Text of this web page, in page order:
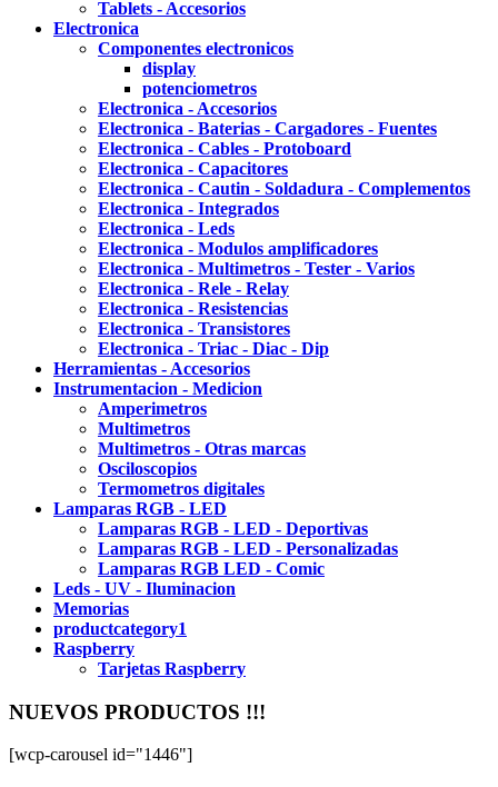
Tablets - Accesorios
Electronica
Componentes electronicos
display
potenciometros
Electronica - Accesorios
Electronica - Baterias - Cargadores - Fuentes
Electronica - Cables - Protoboard
Electronica - Capacitores
Electronica - Cautin - Soldadura - Complementos
Electronica - Integrados
Electronica - Leds
Electronica - Modulos amplificadores
Electronica - Multimetros - Tester - Varios
Electronica - Rele - Relay
Electronica - Resistencias
Electronica - Transistores
Electronica - Triac - Diac - Dip
Herramientas - Accesorios
Instrumentacion - Medicion
Amperimetros
Multimetros
Multimetros - Otras marcas
Osciloscopios
Termometros digitales
Lamparas RGB - LED
Lamparas RGB - LED - Deportivas
Lamparas RGB - LED - Personalizadas
Lamparas RGB LED - Comic
Leds - UV - Iluminacion
Memorias
productcategory1
Raspberry
Tarjetas Raspberry
NUEVOS PRODUCTOS !!!
[wcp-carousel id="1446"]